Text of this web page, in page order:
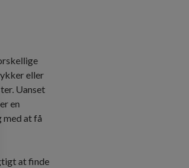
eller
Uanset
en
at få
at finde